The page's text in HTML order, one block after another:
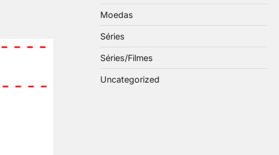
Moedas
Séries
Séries/Filmes
Uncategorized